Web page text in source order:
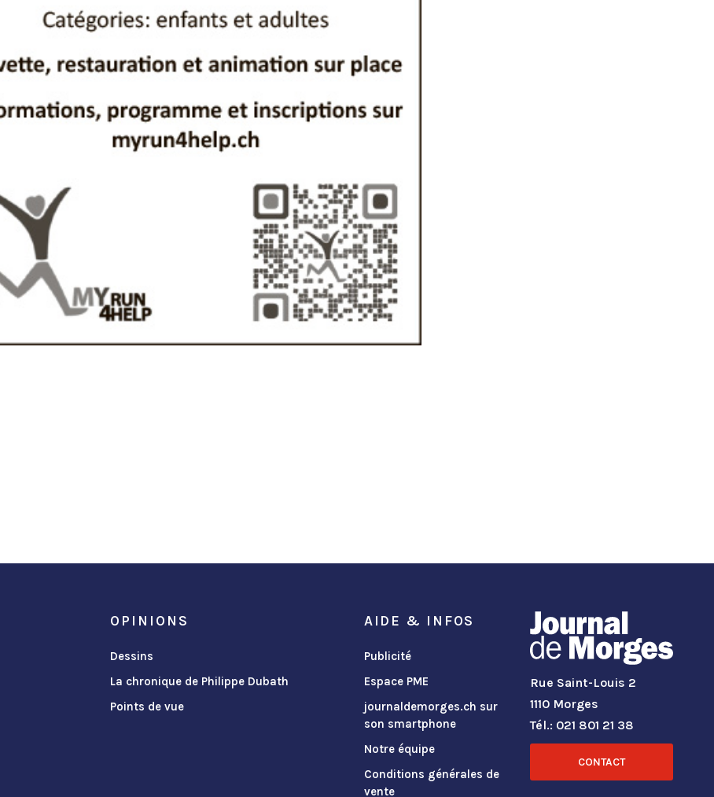
OPINIONS
Dessins
La chronique de Philippe Dubath
Points de vue
AIDE & INFOS
Publicité
Espace PME
journaldemorges.ch sur
son smartphone
Notre équipe
Conditions générales de
vente
Rue Saint-Louis 2
1110 Morges
Tél.: 021 801 21 38
CONTACT